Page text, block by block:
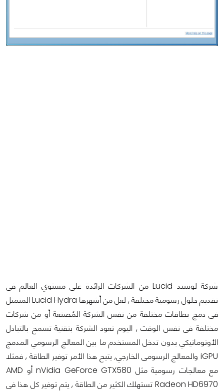
شركة لوسيد Lucid من الشركات الرائدة على مستوي العالم فى
تقديم حلول رسومية مختلفة , لعل من أشهرها Lucid Hydra المتمثل
فى دمج بطاقات مختلفة من نفس الشركة المُصنعة أو من شركات
مختلفة فى نفس الوقت , اليوم تعود الشركة بتقنية تسمح بالتبادل
الأوتوماتيكي بدون تدخل المستخدم ما بين المعالج الرسومي المدمج
iGPU والمعالج الرسومى الخارجي, يتيح هذا الأمر توفير الطاقة , فمثلا
مع معالجات رسومية مثل nVidia GeForce GTX580 أو AMD
Radeon HD6970 تستهلك الكثير من الطاقة , يتم توفير كل هذا فى